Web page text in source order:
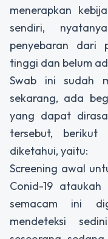
menerapkan
sendiri,
penyebaran dari
tinggi dan belum
Swab ini sudah
sekarang, ada
yang dapat
tersebut,
diketahui, yaitu:
Screening awal
Conid-19
semacam ini
mendeteksi